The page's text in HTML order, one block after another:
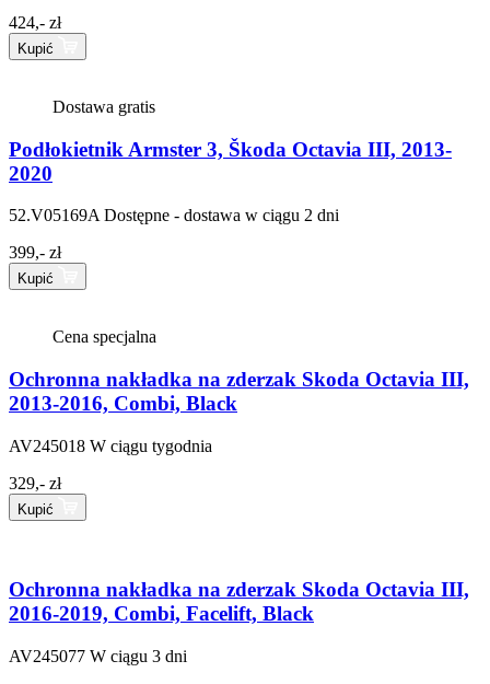
424,- zł
Kupić
Dostawa gratis
Podłokietnik Armster 3, Škoda Octavia III, 2013-
2020
52.V05169A Dostępne - dostawa w ciągu 2 dni
399,- zł
Kupić
Cena specjalna
Ochronna nakładka na zderzak Skoda Octavia III,
2013-2016, Combi, Black
AV245018 W ciągu tygodnia
329,- zł
Kupić
Ochronna nakładka na zderzak Skoda Octavia III,
2016-2019, Combi, Facelift, Black
AV245077 W ciągu 3 dni